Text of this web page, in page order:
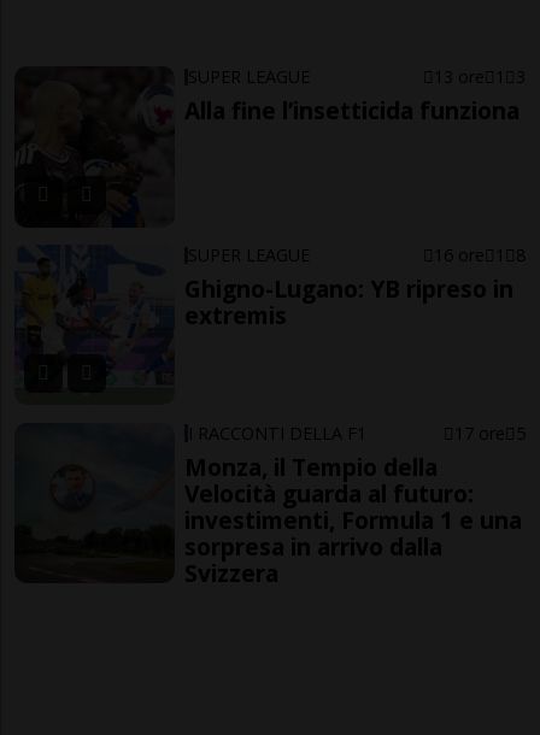
SUPER LEAGUE 13 ore 1 3
Alla fine l’insetticida funziona
SUPER LEAGUE 16 ore 1 8
Ghigno-Lugano: YB ripreso in
extremis
I RACCONTI DELLA F1 17 ore 5
Monza, il Tempio della
Velocità guarda al futuro:
investimenti, Formula 1 e una
sorpresa in arrivo dalla
Svizzera